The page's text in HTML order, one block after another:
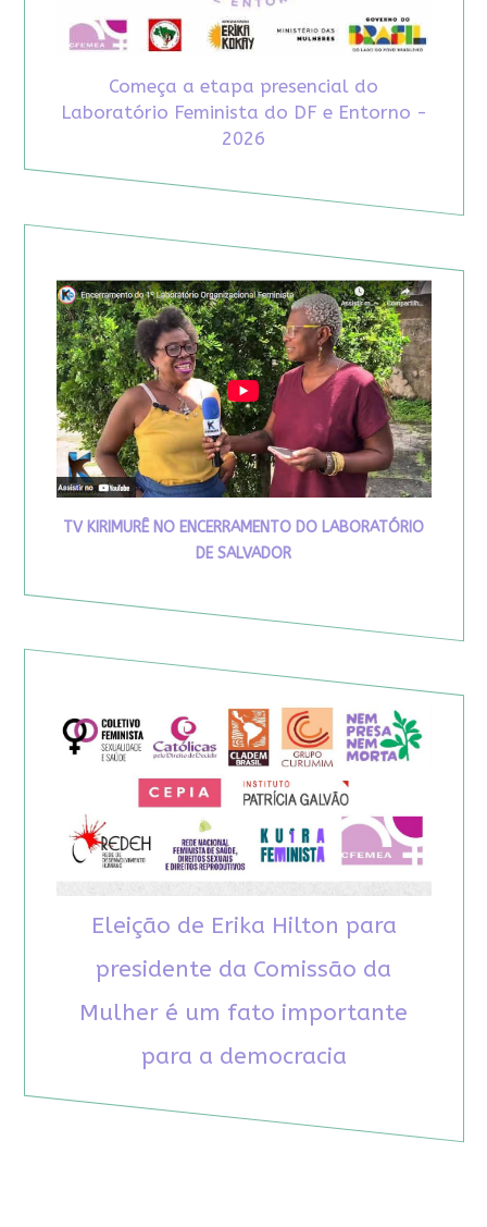
Começa a etapa presencial do
Laboratório Feminista do DF e Entorno -
2026
TV KIRIMURÊ NO ENCERRAMENTO DO LABORATÓRIO
DE SALVADOR
Eleição de Erika Hilton para
presidente da Comissão da
Mulher é um fato importante
para a democracia